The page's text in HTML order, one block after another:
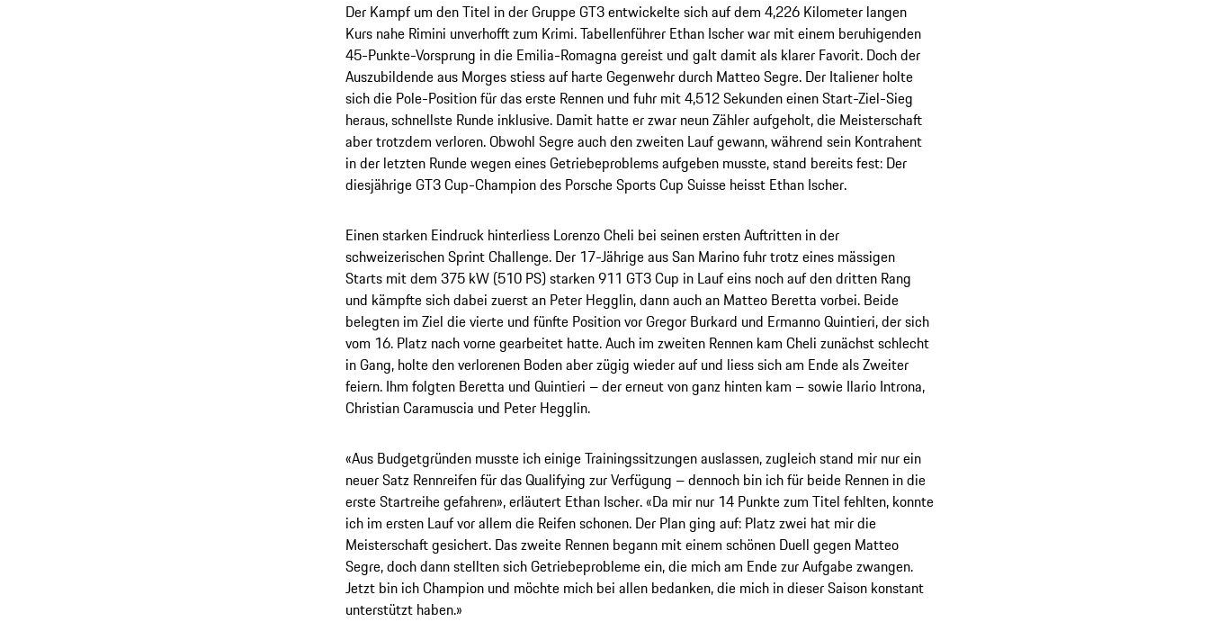
Der Kampf um den Titel in der Gruppe GT3 entwickelte sich auf dem 4,226 Kilometer langen
Kurs nahe Rimini unverhofft zum Krimi. Tabellenführer Ethan Ischer war mit einem beruhigenden
45-Punkte-Vorsprung in die Emilia-Romagna gereist und galt damit als klarer Favorit. Doch der
Auszubildende aus Morges stiess auf harte Gegenwehr durch Matteo Segre. Der Italiener holte
sich die Pole-Position für das erste Rennen und fuhr mit 4,512 Sekunden einen Start-Ziel-Sieg
heraus, schnellste Runde inklusive. Damit hatte er zwar neun Zähler aufgeholt, die Meisterschaft
aber trotzdem verloren. Obwohl Segre auch den zweiten Lauf gewann, während sein Kontrahent
in der letzten Runde wegen eines Getriebeproblems aufgeben musste, stand bereits fest: Der
diesjährige GT3 Cup-Champion des Porsche Sports Cup Suisse heisst Ethan Ischer.
Einen starken Eindruck hinterliess Lorenzo Cheli bei seinen ersten Auftritten in der
schweizerischen Sprint Challenge. Der 17-Jährige aus San Marino fuhr trotz eines mässigen
Starts mit dem 375 kW (510 PS) starken 911 GT3 Cup in Lauf eins noch auf den dritten Rang
und kämpfte sich dabei zuerst an Peter Hegglin, dann auch an Matteo Beretta vorbei. Beide
belegten im Ziel die vierte und fünfte Position vor Gregor Burkard und Ermanno Quintieri, der sich
vom 16. Platz nach vorne gearbeitet hatte. Auch im zweiten Rennen kam Cheli zunächst schlecht
in Gang, holte den verlorenen Boden aber zügig wieder auf und liess sich am Ende als Zweiter
feiern. Ihm folgten Beretta und Quintieri – der erneut von ganz hinten kam – sowie Ilario Introna,
Christian Caramuscia und Peter Hegglin.
«Aus Budgetgründen musste ich einige Trainingssitzungen auslassen, zugleich stand mir nur ein
neuer Satz Rennreifen für das Qualifying zur Verfügung – dennoch bin ich für beide Rennen in die
erste Startreihe gefahren», erläutert Ethan Ischer. «Da mir nur 14 Punkte zum Titel fehlten, konnte
ich im ersten Lauf vor allem die Reifen schonen. Der Plan ging auf: Platz zwei hat mir die
Meisterschaft gesichert. Das zweite Rennen begann mit einem schönen Duell gegen Matteo
Segre, doch dann stellten sich Getriebeprobleme ein, die mich am Ende zur Aufgabe zwangen.
Jetzt bin ich Champion und möchte mich bei allen bedanken, die mich in dieser Saison konstant
unterstützt haben.»